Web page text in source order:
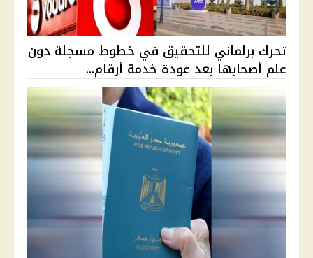
تحرك برلماني للتحقيق في خطوط مسجلة دون
علم أصحابها بعد عودة خدمة أرقام...